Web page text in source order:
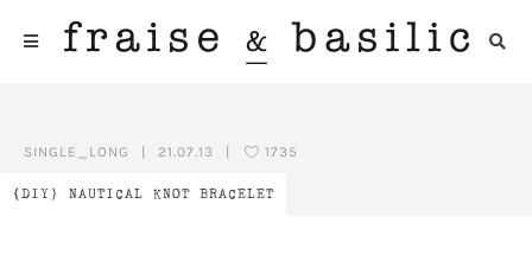
{DIY} NAUTICAL KNOT BRACELET
SINGLE_LONG 21.07.13 1735